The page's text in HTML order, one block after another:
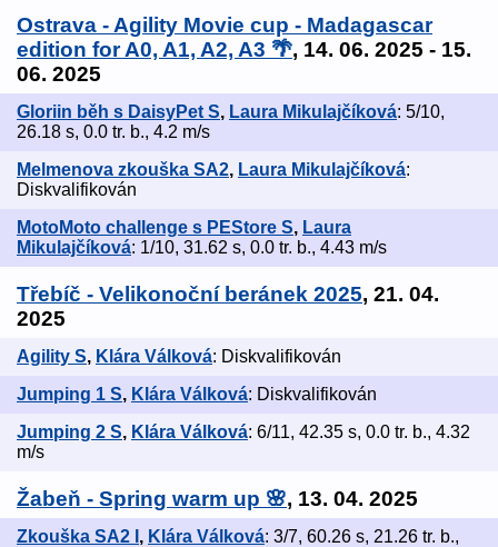
Ostrava - Agility Movie cup - Madagascar
edition for A0, A1, A2, A3 🌴, 14. 06. 2025 - 15.
06. 2025
Gloriin běh s DaisyPet S, Laura Mikulajčíková: 5/10,
26.18 s, 0.0 tr. b., 4.2 m/s
Melmenova zkouška SA2, Laura Mikulajčíková:
Diskvalifikován
MotoMoto challenge s PEStore S, Laura
Mikulajčíková: 1/10, 31.62 s, 0.0 tr. b., 4.43 m/s
Třebíč - Velikonoční beránek 2025, 21. 04.
2025
Agility S, Klára Válková: Diskvalifikován
Jumping 1 S, Klára Válková: Diskvalifikován
Jumping 2 S, Klára Válková: 6/11, 42.35 s, 0.0 tr. b., 4.32
m/s
Žabeň - Spring warm up 🌸, 13. 04. 2025
Zkouška SA2 I , Klára Válková: 3/7, 60.26 s, 21.26 tr. b.,